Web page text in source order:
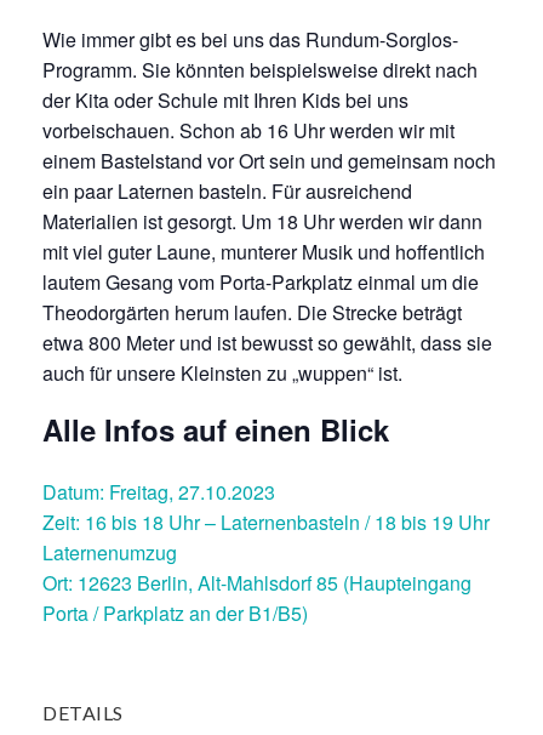
Wie immer gibt es bei uns das Rundum-Sorglos-
Programm. Sie könnten beispielsweise direkt nach
der Kita oder Schule mit Ihren Kids bei uns
vorbeischauen. Schon ab 16 Uhr werden wir mit
einem Bastelstand vor Ort sein und gemeinsam noch
ein paar Laternen basteln. Für ausreichend
Materialien ist gesorgt. Um 18 Uhr werden wir dann
mit viel guter Laune, munterer Musik und hoffentlich
lautem Gesang vom Porta-Parkplatz einmal um die
Theodorgärten herum laufen. Die Strecke beträgt
etwa 800 Meter und ist bewusst so gewählt, dass sie
auch für unsere Kleinsten zu „wuppen“ ist.
Alle Infos auf einen Blick
Datum: Freitag, 27.10.2023
Zeit: 16 bis 18 Uhr – Laternenbasteln / 18 bis 19 Uhr
Laternenumzug
Ort: 12623 Berlin, Alt-Mahlsdorf 85 (Haupteingang
Porta / Parkplatz an der B1/B5)
DETAILS